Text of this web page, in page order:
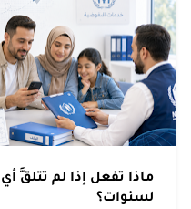
ماذا تفعل إذا لم تتلقَّ
لسنوات؟